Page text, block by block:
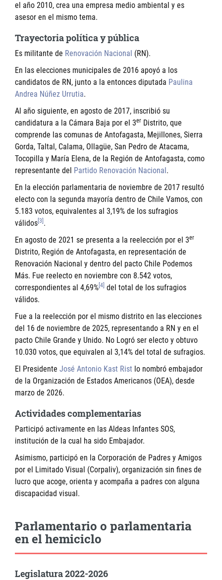
el año 2010, crea una empresa medio ambiental y es
asesor en el mismo tema.
Trayectoria política y pública
Es militante de Renovación Nacional (RN).
En las elecciones municipales de 2016 apoyó a los
candidatos de RN, junto a la entonces diputada Paulina
Andrea Núñez Urrutia.
Al año siguiente, en agosto de 2017, inscribió su
candidatura a la Cámara Baja por el 3er Distrito, que
comprende las comunas de Antofagasta, Mejillones, Sierra
Gorda, Taltal, Calama, Ollagüe, San Pedro de Atacama,
Tocopilla y María Elena, de la Región de Antofagasta, como
representante del Partido Renovación Nacional .
En la elección parlamentaria de noviembre de 2017 resultó
electo con la segunda mayoría dentro de Chile Vamos, con
5.183 votos, equivalentes al 3,19% de los sufragios
válidos [3] .
En agosto de 2021 se presenta a la reelección por el 3er
Distrito, Región de Antofagasta, en representación de
Renovación Nacional y dentro del pacto Chile Podemos
Más. Fue reelecto en noviembre con 8.542 votos,
correspondientes al 4,69% [4] del total de los sufragios
válidos.
Fue a la reelección por el mismo distrito en las elecciones
del 16 de noviembre de 2025, representando a RN y en el
pacto Chile Grande y Unido. No Logró ser electo y obtuvo
10.030 votos, que equivalen al 3,14% del total de sufragios.
El Presidente José Antonio Kast Rist lo nombró embajador
de la Organización de Estados Americanos (OEA), desde
marzo de 2026.
Actividades complementarias
Participó activamente en las Aldeas Infantes SOS,
institución de la cual ha sido Embajador.
Asimismo, participó en la Corporación de Padres y Amigos
por el Limitado Visual (Corpaliv), organización sin fines de
lucro que acoge, orienta y acompaña a padres con alguna
discapacidad visual.
Parlamentario o parlamentaria
en el hemiciclo
Legislatura 2022-2026